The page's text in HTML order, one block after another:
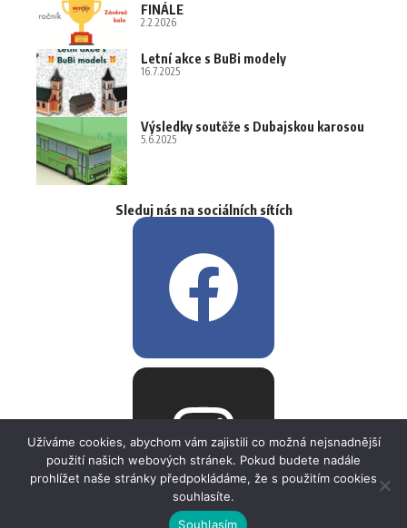
FINÁLE
2.2.2026
Letní akce s BuBi modely
16.7.2025
Výsledky soutěže s Dubajskou karosou
5.6.2025
Sleduj nás na sociálních sítích
Užíváme cookies, abychom vám zajistili co možná nejsnadnější
použití našich webových stránek. Pokud budete nadále
prohlížet naše stránky předpokládáme, že s použitím cookies
souhlasíte.
Souhlasím